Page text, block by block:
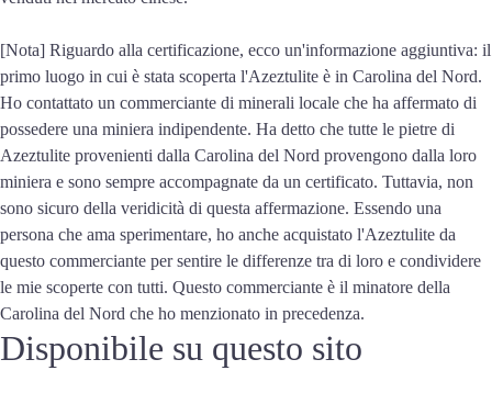
[Nota] Riguardo alla certificazione, ecco un'informazione aggiuntiva: il
primo luogo in cui è stata scoperta l'Azeztulite è in Carolina del Nord.
Ho contattato un commerciante di minerali locale che ha affermato di
possedere una miniera indipendente. Ha detto che tutte le pietre di
Azeztulite provenienti dalla Carolina del Nord provengono dalla loro
miniera e sono sempre accompagnate da un certificato. Tuttavia, non
sono sicuro della veridicità di questa affermazione. Essendo una
persona che ama sperimentare, ho anche acquistato l'Azeztulite da
questo commerciante per sentire le differenze tra di loro e condividere
le mie scoperte con tutti. Questo commerciante è il minatore della
Carolina del Nord che ho menzionato in precedenza.
Disponibile su questo sito